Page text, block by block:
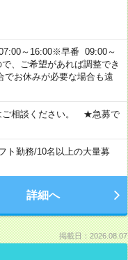
～16:00※早番 09:00～
、ご希望があれば調整でき
お休みが必要な場合も遠
ご相談ください。 ★急募で
ト勤務/10名以上の大量募
詳細へ
掲載日：2026.08.07